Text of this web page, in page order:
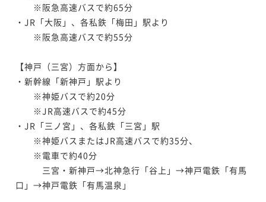
※阪急高速バスで約65分
・JR「大阪」、各私鉄「梅田」駅より
※阪急高速バスで約55分
【神戸（三宮）方面から】
・新幹線「新神戸」駅より
※神姫バスで約20分
※JR高速バスで約45分
・JR「三ノ宮」、各私鉄「三宮」駅
※神姫バスまたはJR高速バスで約35分、
※電車で約40分
三宮・新神戸→北神急行「谷上」→神戸電鉄「有馬
口」→神戸電鉄「有馬温泉」